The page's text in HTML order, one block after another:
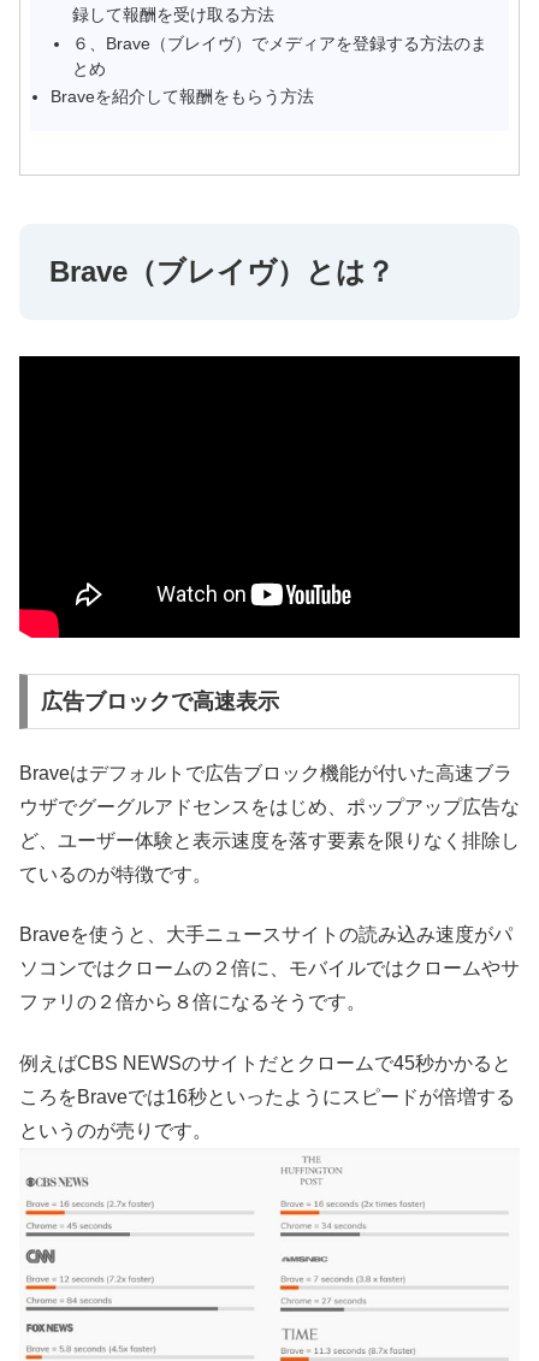
録して報酬を受け取る方法
６、Brave（ブレイヴ）でメディアを登録する方法のま
とめ
Braveを紹介して報酬をもらう方法
Brave（ブレイヴ）とは？
広告ブロックで高速表示
Braveはデフォルトで広告ブロック機能が付いた高速ブラ
ウザでグーグルアドセンスをはじめ、ポップアップ広告な
ど、ユーザー体験と表示速度を落す要素を限りなく排除し
ているのが特徴です。
Braveを使うと、大手ニュースサイトの読み込み速度がパ
ソコンではクロームの２倍に、モバイルではクロームやサ
ファリの２倍から８倍になるそうです。
例えばCBS NEWSのサイトだとクロームで45秒かかると
ころをBraveでは16秒といったようにスピードが倍増する
というのが売りです。